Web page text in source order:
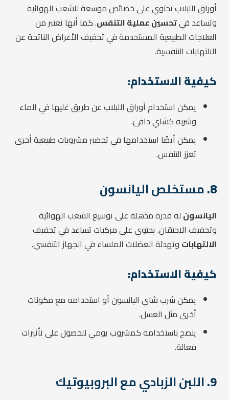
أوراق اللبلاب تحتوي على خصائص موسعة للشعب الهوائية
وتساعد فيتحسين عملية التنفس. كما أنها تعتبر من
العلاجات الطبيعية المستخدمة في تخفيف الأعراض الناتجة عن
الالتهابات التنفسية.
كيفية الاستخدام:
يمكن استخدام أوراق اللبلاب عن طريق غليها في الماء
وشربه كشاي دافئ.
يمكن أيضًا استخدامها في تحضير مشروبات طبيعية أخرى
تعزز التنفس.
8. مستخلص اليانسون
اليانسون له قدرة مذهلة على توسيع الشعب الهوائية
وتخفيف الاحتقان. يحتوي على مركبات تساعد في تخفيف
الالتهابات وتهدئة العضلات الملساء في الجهاز التنفسي.
كيفية الاستخدام:
يمكن شرب شاي اليانسون أو استخدامه مع مكونات
أخرى مثل العسل.
ينصح باستخدامه كمشروب يومي للحصول على تأثيرات
فعالة.
9. اللبن الزبادي مع البروبيوتيك